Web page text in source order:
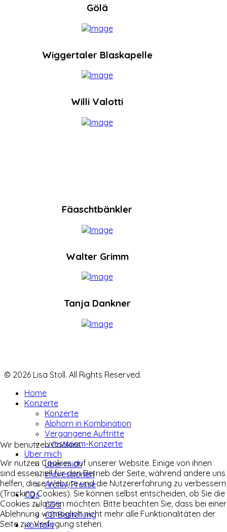
Gölä
Wiggertaler Blaskapelle
Willi Valotti
Fäaschtbänkler
Walter Grimm
Tanja Dankner
© 2026 Lisa Stoll. All Rights Reserved.
Home
Konzerte
Konzerte
Alphorn in Kombination
Vergangene Auftritte
Livestream-Konzerte
Über mich
Über mich
Impressionen
Archiv, Presse
CDs
CD's
CD Bestellung
Kontakt
Wir benutzen Cookies
Wir nutzen Cookies auf unserer Website. Einige von ihnen
sind essenziell für den Betrieb der Seite, während andere uns
helfen, diese Website und die Nutzererfahrung zu verbessern
(Tracking Cookies). Sie können selbst entscheiden, ob Sie die
Cookies zulassen möchten. Bitte beachten Sie, dass bei einer
Ablehnung womöglich nicht mehr alle Funktionalitäten der
Seite zur Verfügung stehen.